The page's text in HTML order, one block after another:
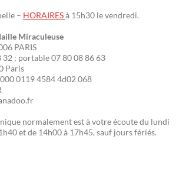
– HORAIRESà 15h30 le vendredi.
Miraculeuse
PARIS
32 ; portable 07 80 08 86 63
Paris
0119 4584 4d02 068
normalement est à votre écoute du lundi
et de 14h00 à 17h45, sauf jours fériés.